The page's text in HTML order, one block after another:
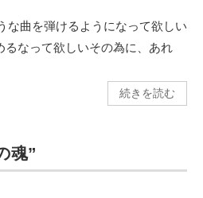
な曲を弾けるようになって欲しい
るなって欲しいその為に、あれ
続きを読む
魂”